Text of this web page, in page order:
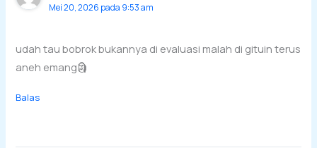
Mei 20, 2026 pada 9:53 am
udah tau bobrok bukannya di evaluasi malah di gituin terus
aneh emang🗿
Balas